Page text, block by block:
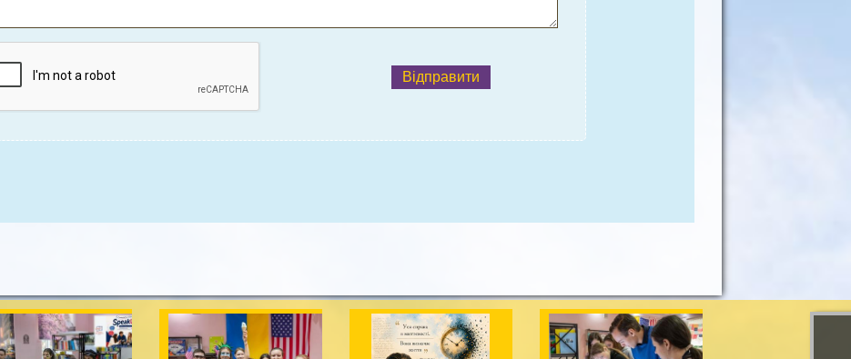
Відправити